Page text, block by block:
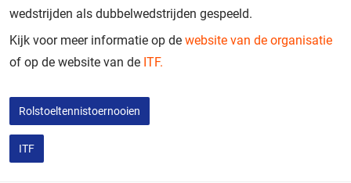
wedstrijden als dubbelwedstrijden gespeeld.
Kijk voor meer informatie op de website van de organisatie
of op de website van de ITF.
Rolstoeltennistoernooien
ITF